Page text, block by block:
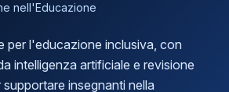
nell'Educazione
per l'educazione inclusiva, con
intelligenza artificiale e revisione
insegnanti nella